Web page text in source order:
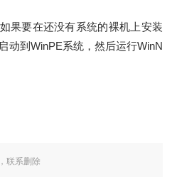
果要在还没有系统的裸机上安装
动到WinPE系统，然后运行WinN
联系删除